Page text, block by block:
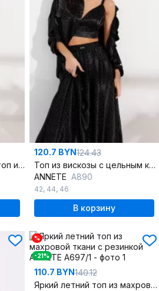
Ажурный укороченный топ из текстиля со сборкой
120.7 BYN124.43
Топ из вискозы с цельным кроем и классическим вырезом
ANNETE A890
42, 44, 46
В корзину
%
-21%
110.7 BYN140.12
Яркий летний топ из махровой ткани с резинкой